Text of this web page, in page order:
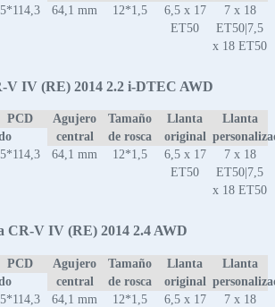
5*114,3 64,1 mm 12*1,5
6,5 x 17
ET50
7 x 18
ET50|7,5
x 18 ET50
V IV (RE) 2014 2.2 i-DTEC AWD
PCD
Agujero
central
Tamaño
de rosca
Llanta
original
Llanta
5*114,3 64,1 mm 12*1,5
6,5 x 17
ET50
7 x 18
ET50|7,5
x 18 ET50
CR-V IV (RE) 2014 2.4 AWD
PCD
Agujero
central
Tamaño
de rosca
Llanta
original
Llanta
5*114,3 64,1 mm 12*1,5
6,5 x 17
7 x 18